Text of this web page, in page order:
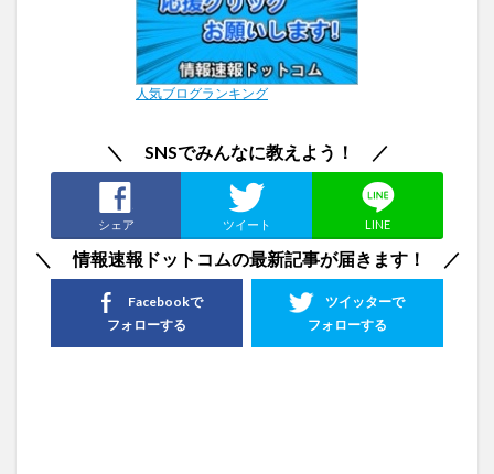
人気ブログランキング
＼ SNSでみんなに教えよう！ ／
シェア ツイート LINE
＼ 情報速報ドットコムの最新記事が届きます！ ／
ツイッターで
フォローする
Facebookで
フォローする